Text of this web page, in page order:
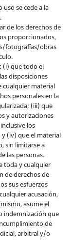
se cede a la
de los derechos de
proporcionados,
fotografías/obras
(i) que todo el
disposiciones
cualquier material
personales en la
(iii) que
y autorizaciones
los
y (iv) que el material
sin limitarse a
las personas.
toda y cualquier
de derechos de
sus esfuerzos
acusación,
asume el
indemnización que
de
arbitral y/o